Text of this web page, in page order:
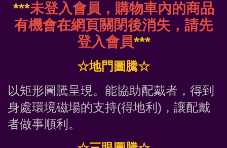
***未登入會員，購物車內的商品
有機會在網頁關閉後消失，請先
登入會員***
☆地門圖騰☆
以矩形圖騰呈現。能協助配戴者，得到
身處環境磁場的支持(得地利)，讓配戴
者做事順利。